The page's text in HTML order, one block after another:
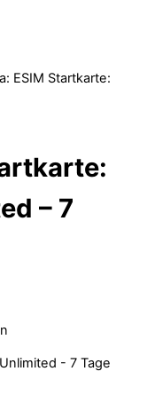
ESIM Startkarte:
– 7
- 7 Tage